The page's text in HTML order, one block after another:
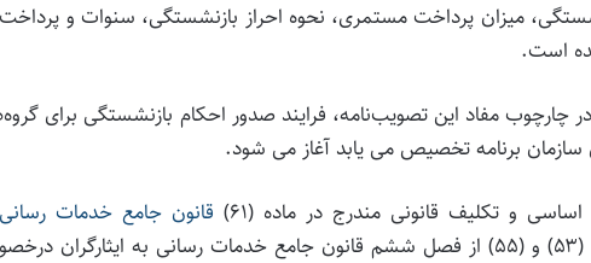
میزان پرداخت مستمری، نحوه احراز بازنشستگی، سنوات و
است.
چارچوب مفاد این تصویب‌نامه، فرایند صدور احکام بازنشستگی برای
برنامه تخصیص می یابد آغاز می شود.
قانون جامع خدمات
، آیین نامه اجرایی مواد (۳۸)، (۳۹)، (۴۰)، (۵۳) و (۵۵) از فصل ششم قانون جامع خدمات رسانی به ایثارگران